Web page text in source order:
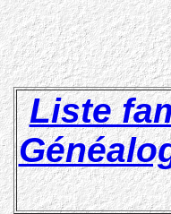
Liste